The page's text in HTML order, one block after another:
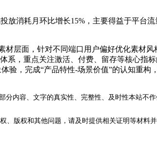
消耗月环比增长15%，主要得益于平台
层面，针对不同端口用户偏好优化素材风
，重点关注激活、付费、留存等核心指
，完成“产品特性-场景价值”的认知重构
内容、文字的真实性、完整性、及时性本站不
版权和其他问题，请及时提供相关证明等材料